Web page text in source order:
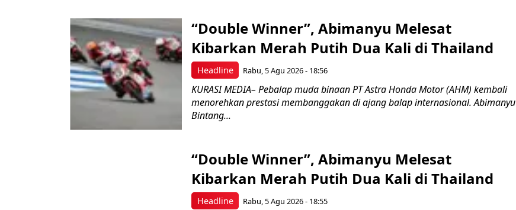
Headline
“Double Winner”, Abimanyu Melesat
Kibarkan Merah Putih Dua Kali di Thailand
Rabu, 5 Agu 2026 - 18:56
KURASI MEDIA– Pebalap muda binaan PT Astra Honda Motor (AHM) kembali
menorehkan prestasi membanggakan di ajang balap internasional. Abimanyu
Bintang...
Headline
“Double Winner”, Abimanyu Melesat
Kibarkan Merah Putih Dua Kali di Thailand
Rabu, 5 Agu 2026 - 18:55